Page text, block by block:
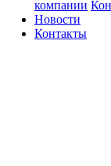
компании
Новости
Контакты